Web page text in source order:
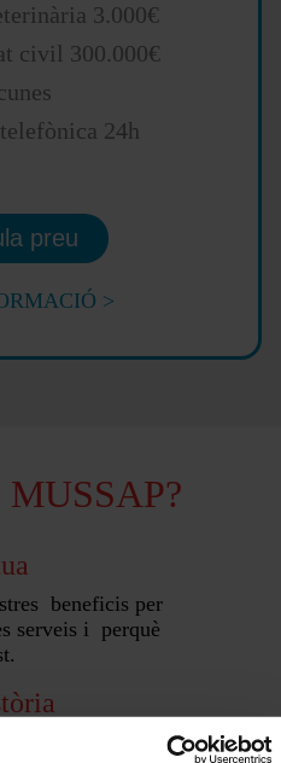
3.000€
civil 300.000€
24h
preu
>
beneficis per
serveis i perquè
anys protegint el que